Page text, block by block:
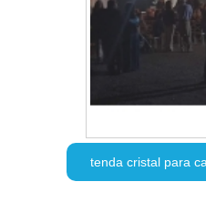
tenda cristal para